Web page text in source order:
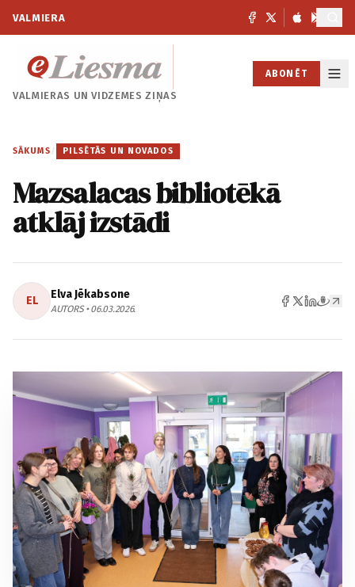
VALMIERA
VALMIERAS UNVIDZEMES ZIŅAS
ABONĒT
SĀKUMS / PILSĒTĀS UN NOVADOS
Mazsalacas bibliotēkā
atklāj izstādi
EL Elva Jēkabsone
AUTORS • 06.03.2026.